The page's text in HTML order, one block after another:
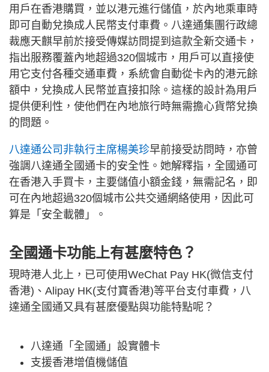
用戶在香港購買，並以港元進行儲值，於內地乘車時
即可自動兌換成人民幣支付車費。八達通集團行政總
裁應天麒早前於接受傳媒訪問提到這款全新交通卡，
指出服務覆蓋內地超過320個城市，用戶可以直接使
用它支付各種交通車費，系統會自動從卡內的港元餘
額中，兌換成人民幣並直接扣除。這樣的設計為用戶
提供便利性，使他們在內地旅行時無需擔心貨幣兌換
的問題。
八達通公司非執行主席楊美珍早前接受訪問時，亦曾
強調八達通全國通卡的安全性。她解釋指，全國通可
在香港入手買卡，主要儲值小額金錢，無需記名，即
可在內地超過320個城市公共交通網絡使用，因此可
算是「安全載體」。
全國通卡功能上有甚麼特色？
現時港人北上，已可使用WeChat Pay HK(微信支付
香港)、Alipay HK(支付寶香港)等平台支付車費，八
達通全國通又具有甚麼優點與功能特點呢？
八達通「全國通」設實體卡
支援香港增值機儲值